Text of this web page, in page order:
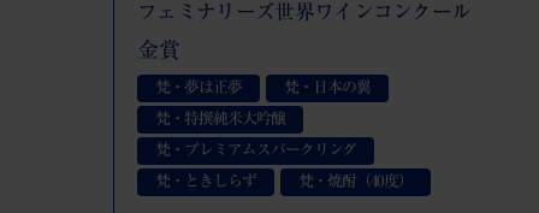
フェミナリーズ世界ワインコンクール
金賞
梵・夢は正夢
梵・日本の翼
梵・特撰純米大吟醸
梵・プレミアムスパークリング
梵・ときしらず
梵・焼酎（40度）